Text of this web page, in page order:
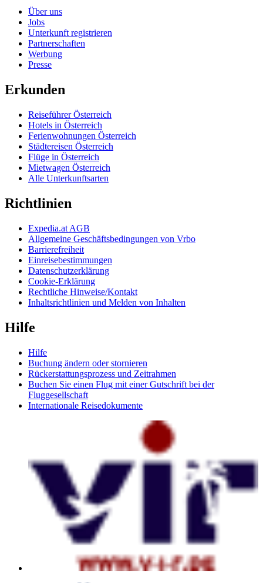
Über uns
Jobs
Unterkunft registrieren
Partnerschaften
Werbung
Presse
Erkunden
Reiseführer Österreich
Hotels in Österreich
Ferienwohnungen Österreich
Städtereisen Österreich
Flüge in Österreich
Mietwagen Österreich
Alle Unterkunftsarten
Richtlinien
Expedia.at AGB
Allgemeine Geschäftsbedingungen von Vrbo
Barrierefreiheit
Einreisebestimmungen
Datenschutzerklärung
Cookie-Erklärung
Rechtliche Hinweise/Kontakt
Inhaltsrichtlinien und Melden von Inhalten
Hilfe
Hilfe
Buchung ändern oder stornieren
Rückerstattungsprozess und Zeitrahmen
Buchen Sie einen Flug mit einer Gutschrift bei der
Fluggesellschaft
Internationale Reisedokumente